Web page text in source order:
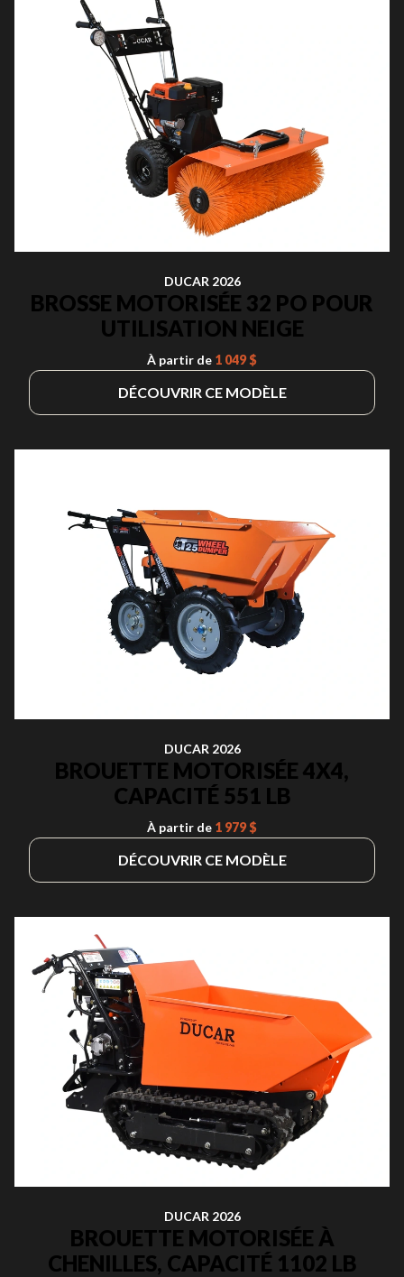
DUCAR 2026
BROSSE MOTORISÉE 32 PO POUR
UTILISATION NEIGE
À partir de 1 049 $
DÉCOUVRIR CE MODÈLE
DUCAR 2026
BROUETTE MOTORISÉE 4X4,
CAPACITÉ 551 LB
À partir de 1 979 $
DÉCOUVRIR CE MODÈLE
DUCAR 2026
BROUETTE MOTORISÉE À
CHENILLES, CAPACITÉ 1102 LB